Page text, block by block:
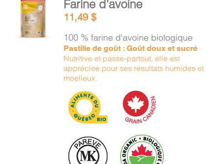
PANIER
EN
AU
PANIER
DÉTAILS
Farine d’avoine
11,49$
100 % farine d'avoine biologique
Pastille de goût : Goût doux et sucré
Nutritive et passe-partout, elle est
appréciée pour ses résultats humides et
moelleux.